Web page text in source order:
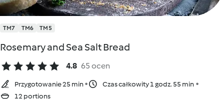
TM7 TM6 TM5
Rosemary and Sea Salt Bread
4.8 65 ocen
Przygotowanie 25 min
Czas całkowity 1 godz. 55 min
12 portions